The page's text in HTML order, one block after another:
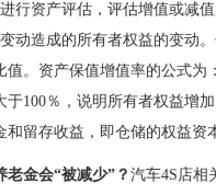
行资产评估，评估增值或减
变动造成的所有者权益的变动
。资产保值增值率的公式
％，说明所有者权益增加
和留存收益，即仓储的权益资
金会“被减少”？汽车4S店相